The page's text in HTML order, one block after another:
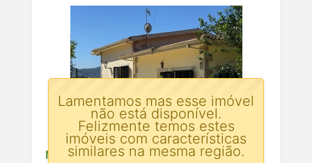
Moradia T4 para venda
Lamentamos mas esse imóvel
não está disponível.
Felizmente temos estes
imóveis com características
similares na mesma região.